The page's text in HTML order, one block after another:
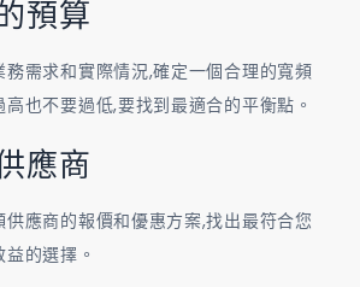
預算
需求和實際情況,確定一個合理的寬頻
也不要過低,要找到最適合的平衡點。
應商
應商的報價和優惠方案,找出最符合您
的選擇。